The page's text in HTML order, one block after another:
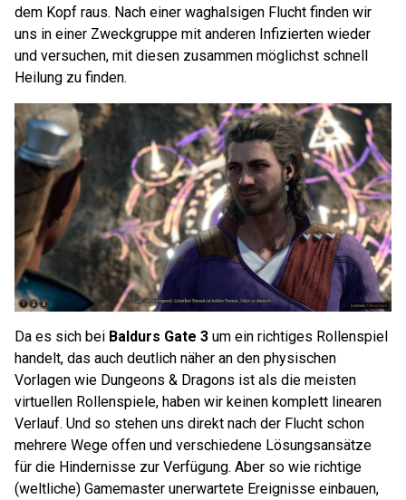
dem Kopf raus. Nach einer waghalsigen Flucht finden wir
uns in einer Zweckgruppe mit anderen Infizierten wieder
und versuchen, mit diesen zusammen möglichst schnell
Heilung zu finden.
Da es sich bei Baldurs Gate 3 um ein richtiges Rollenspiel
handelt, das auch deutlich näher an den physischen
Vorlagen wie Dungeons & Dragons ist als die meisten
virtuellen Rollenspiele, haben wir keinen komplett linearen
Verlauf. Und so stehen uns direkt nach der Flucht schon
mehrere Wege offen und verschiedene Lösungsansätze
für die Hindernisse zur Verfügung. Aber so wie richtige
(weltliche) Gamemaster unerwartete Ereignisse einbauen,